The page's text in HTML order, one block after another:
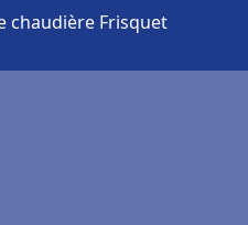
chaudière Frisquet